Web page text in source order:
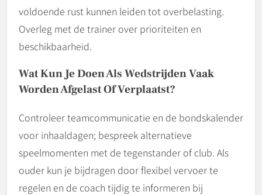
voldoende rust kunnen leiden tot overbelasting.
Overleg met de trainer over prioriteiten en
beschikbaarheid.
Wat Kun Je Doen Als Wedstrijden Vaak
Worden Afgelast Of Verplaatst?
Controleer teamcommunicatie en de bondskalender
voor inhaaldagen; bespreek alternatieve
speelmomenten met de tegenstander of club. Als
ouder kun je bijdragen door flexibel vervoer te
regelen en de coach tijdig te informeren bij